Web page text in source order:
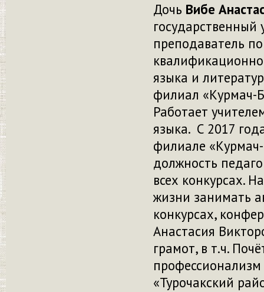
Дочь Вибе
преподаватель
языка и
филиал «Курмач-
Работает
языка. С 2017
филиале
должность
всех конкурсах.
жизни занимать
конкурсах,
Анастасия
грамот, в т.ч.
«Турочакский